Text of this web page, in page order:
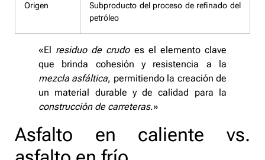
Origen
Subproducto del proceso de refinado del
petróleo
«El residuo de crudoes el elemento clave
que brinda cohesión y resistencia a la
mezcla asfáltica, permitiendo la creación de
un material durable y de calidad para la
construcción de carreteras.»
Asfalto en caliente vs.